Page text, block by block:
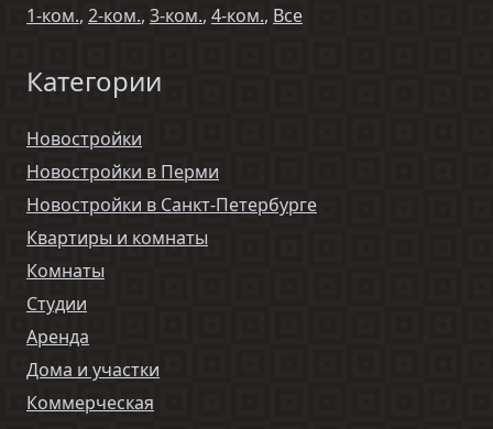
1-ком., 2-ком., 3-ком., 4-ком., Все
Категории
Новостройки
Новостройки в Перми
Новостройки в Санкт-Петербурге
Квартиры и комнаты
Комнаты
Студии
Аренда
Дома и участки
Коммерческая